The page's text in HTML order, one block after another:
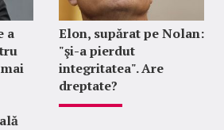
a
Elon, supărat pe Nolan:
"şi-a pierdut
integritatea". Are
dreptate?